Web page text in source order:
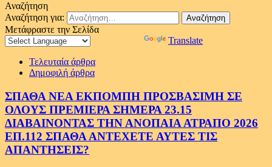
Αναζήτηση
Αναζήτηση για:
Μετάφραστε την Σελίδα
Translate
Τελευταία άρθρα
Δημοφιλή άρθρα
ΣΠΑΘΑ ΝΕΑ ΕΚΠΟΜΠΗ ΠΡΟΣΒΑΣΙΜΗ ΣΕ
ΟΛΟΥΣ ΠΡΕΜΙΕΡΑ ΣΗΜΕΡΑ 23.15
ΔΙΑΒΑΙΝΟΝΤΑΣ ΤΗΝ ΑΝΟΠΑΙΑ ΑΤΡΑΠΟ 2026
ΕΠ.112 ΣΠΑΘΑ ΑΝΤΕΧΕΤΕ ΑΥΤΕΣ ΤΙΣ
ΑΠΑΝΤΗΣΕΙΣ?